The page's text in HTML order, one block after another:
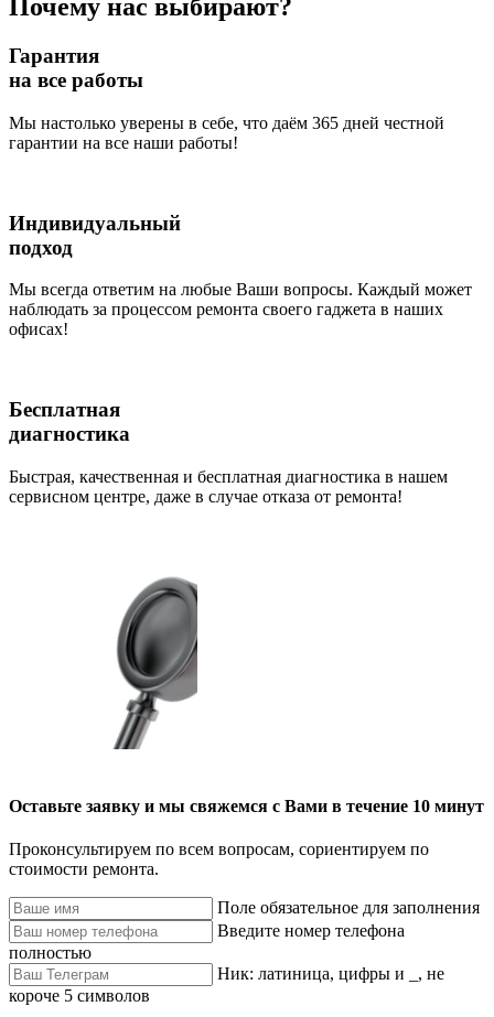
Почему нас выбирают?
Гарантия
на все работы
Мы настолько уверены в себе, что даём 365 дней честной
гарантии на все наши работы!
Индивидуальный
подход
Мы всегда ответим на любые Ваши вопросы. Каждый может
наблюдать за процессом ремонта своего гаджета в наших
офисах!
Бесплатная
диагностика
Быстрая, качественная и бесплатная диагностика в нашем
сервисном центре, даже в случае отказа от ремонта!
Оставьте заявку и мы свяжемся с Вами в течение 10 минут
Проконсультируем по всем вопросам, сориентируем по
стоимости ремонта.
Поле обязательное для заполнения
Введите номер телефона
полностью
Ник: латиница, цифры и _, не
короче 5 символов